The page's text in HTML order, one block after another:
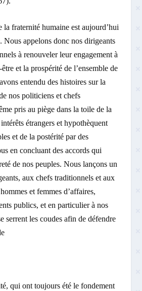
la fraternité humaine est aujourd’hui
Nous appelons donc nos dirigeants
à renouveler leur engagement à
et la prospérité de l’ensemble de
entendu des histoires sur la
nos politiciens et chefs
pris au piège dans la toile de la
étrangers et hypothèquent
et de la postérité par des
en concluant des accords qui
de nos peuples. Nous lançons un
aux chefs traditionnels et aux
et femmes d’affaires,
publics, et en particulier à nos
serrent les coudes afin de défendre
qui ont toujours été le fondement